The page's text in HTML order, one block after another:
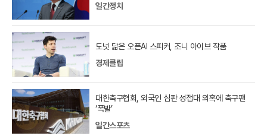
일간정치
도넛 닮은 오픈AI 스피커, 조니 아이브 작품
경제클립
대한축구협회, 외국인 심판 성접대 의혹에 축구팬
‘폭발’
일간스포츠